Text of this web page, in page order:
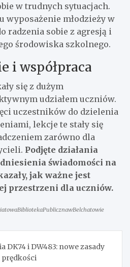
w trudnych sytuacjach.
wyposażenie młodzieży w
radzenia sobie z agresją i
środowiska szkolnego.
i współpraca
się z dużym
udziałem uczniów.
uczestników do dzielenia
lekcje te stały się
zarówno dla
Podjęte działania
świadomości na
jak ważne jest
przestrzeni dla uczniów.
DK74 i DW483: nowe zasady